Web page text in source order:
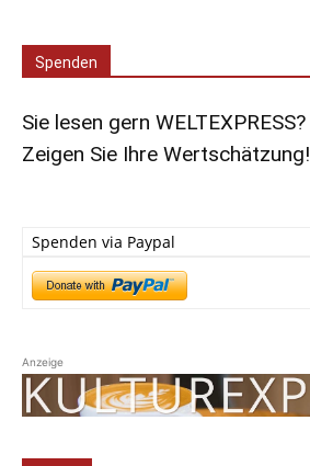
Spenden
Sie lesen gern WELTEXPRESS?
Zeigen Sie Ihre Wertschätzung!
Spenden via Paypal
Anzeige